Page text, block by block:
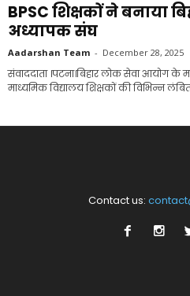
BPSC शिक्षकों ने बनाया
अध्यापक संघ
Aadarshan Team - December 28, 2025
संवाददाता ।पटना।बिहार लोक सेवा आयोग के
माध्यमिक विद्यालय शिक्षकों की विभिन्न
Contact us: